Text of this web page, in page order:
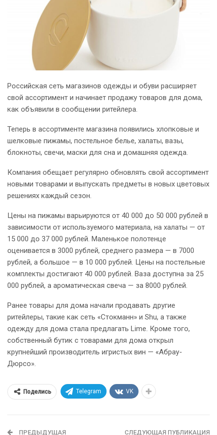
Российская сеть магазинов одежды и обуви расширяет
свой ассортимент и начинает продажу товаров для дома,
как объявили в сообщении ритейлера.
Теперь в ассортименте магазина появились хлопковые и
шелковые пижамы, постельное белье, халаты, вазы,
блокноты, свечи, маски для сна и домашняя одежда.
Компания обещает регулярно обновлять свой ассортимент
новыми товарами и выпускать предметы в новых цветовых
решениях каждый сезон.
Цены на пижамы варьируются от 40 000 до 50 000 рублей в
зависимости от используемого материала, на халаты — от
15 000 до 37 000 рублей. Маленькое полотенце
оценивается в 3000 рублей, среднего размера — в 7000
рублей, а большое — в 10 000 рублей. Цены на постельные
комплекты достигают 40 000 рублей. Ваза доступна за 25
000 рублей, а ароматическая свеча — за 8000 рублей.
Ранее товары для дома начали продавать другие
ритейлеры, такие как сеть «Стокманн» и Shu, а также
одежду для дома стала предлагать Lime. Кроме того,
собственный бутик с товарами для дома открыл
крупнейший производитель игристых вин — «Абрау-
Дюрсо».
Поделись Telegram VK
ПРЕДЫДУЩАЯ СЛЕДУЮЩАЯ ПУБЛИКАЦИЯ